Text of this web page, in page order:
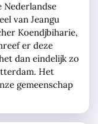
Nederlandse
van Jeangu
Koendjbiharie,
er deze
dan eindelijk zo
Het
gemeenschap